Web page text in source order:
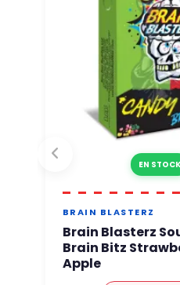
EN STOCK
BRAIN BLASTERZ
Brain Blasterz
Brain Bitz
Apple